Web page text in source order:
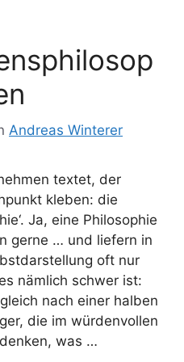
Andreas Winterer
textet, der
kleben: die
Ja, eine Philosophie
gerne … und liefern in
oft nur
nämlich schwer ist:
nach einer halben
die im würdenvollen
was …